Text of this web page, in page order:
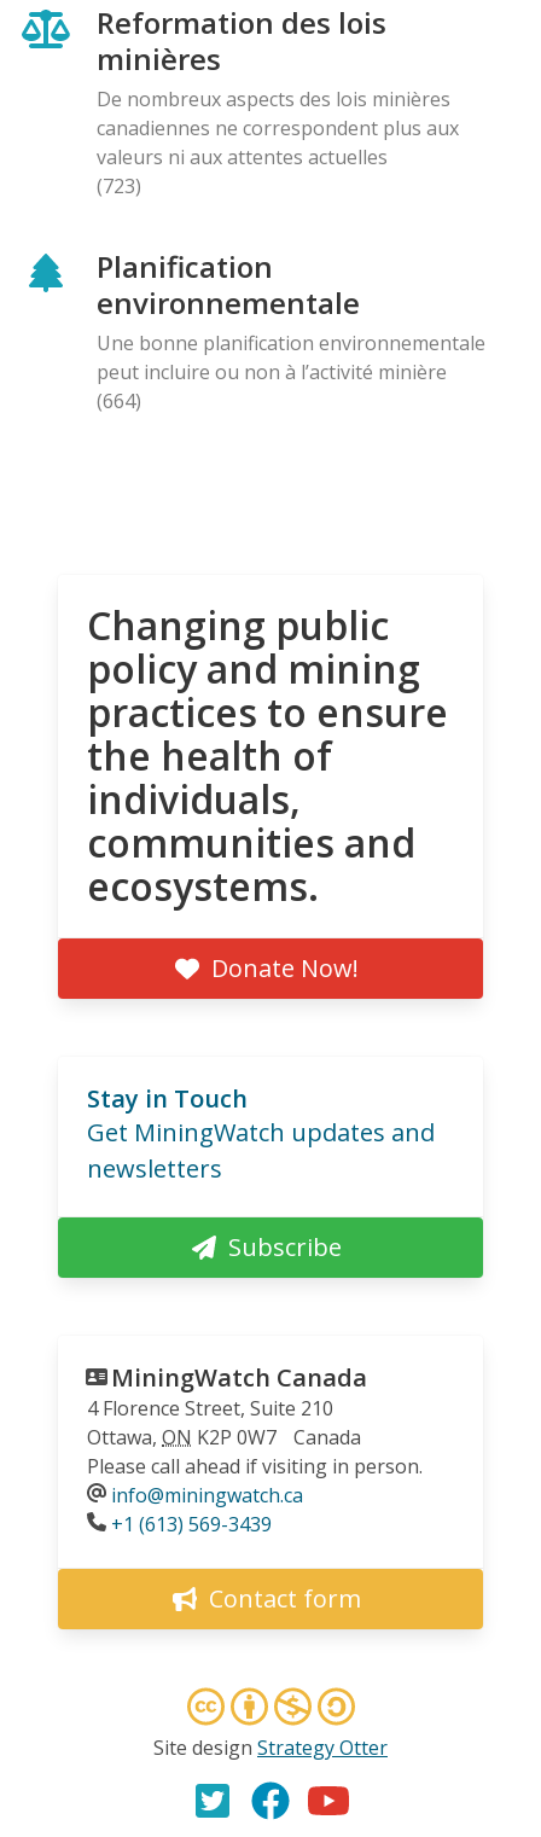
Reformation des lois
minières
De nombreux aspects des lois minières
canadiennes ne correspondent plus aux
valeurs ni aux attentes actuelles
(723)
Planification
environnementale
Une bonne planification environnementale
peut incluire ou non à l’activité minière
(664)
Changing public
policy and mining
practices to ensure
the health of
individuals,
communities and
ecosystems.
Donate Now!
Stay in Touch
Get MiningWatch updates and
newsletters
Subscribe
MiningWatch Canada
4 Florence Street, Suite 210
Ottawa, ON K2P 0W7
Canada
Please call ahead if visiting in person.
info@miningwatch.ca
Phone
+1 (613) 569-3439
Contact form
Site design Strategy Otter